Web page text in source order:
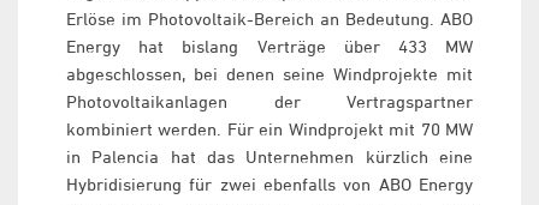
Erlöse im Photovoltaik-Bereich an Bedeutung. ABO
Energy hat bislang Verträge über 433 MW
abgeschlossen, bei denen seine Windprojekte mit
Photovoltaikanlagen der Vertragspartner
kombiniert werden. Für ein Windprojekt mit 70 MW
in Palencia hat das Unternehmen kürzlich eine
Hybridisierung für zwei ebenfalls von ABO Energy